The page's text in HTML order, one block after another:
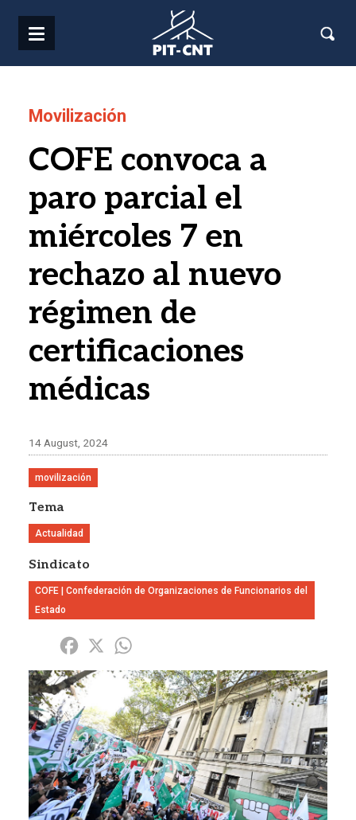
Movilización
COFE convoca a
paro parcial el
miércoles 7 en
rechazo al nuevo
régimen de
certificaciones
médicas
14 August, 2024
movilización
Tema
Actualidad
Sindicato
COFE | Confederación de Organizaciones de Funcionarios del
Estado
Share Facebook
X
Imagen